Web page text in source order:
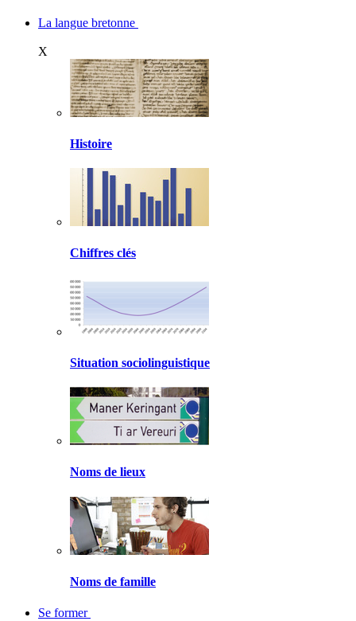
La langue bretonne
X
Histoire
Chiffres clés
Situation sociolinguistique
Noms de lieux
Noms de famille
Se former